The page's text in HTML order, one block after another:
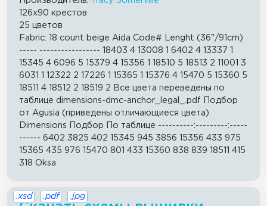
126x90 крестов
25 цветов
Fabric: 18 count beige Aida Code# Lenght (36"/91cm)
----- ----------------- 18403 4 13008 1 6402 4 13337 1
15345 4 6096 5 15379 4 15356 1 18510 5 18513 2 11001 3
6031 1 12322 2 17226 1 15365 1 15376 4 15470 5 15360 5
18511 4 18512 2 18519 2 Все цвета переведены по
таблице dimensions-dmc-anchor_legal_.pdf Подбор
от Agusia (приведены отличающиеся цвета)
Dimensions Подбор По таблице ----------:---------:-----
------ 6402 3825 402 15345 945 3856 15356 433 975
15365 435 976 15470 801 433 15360 838 839 18511 415
318 Oksa
.xsd .pdf .jpg